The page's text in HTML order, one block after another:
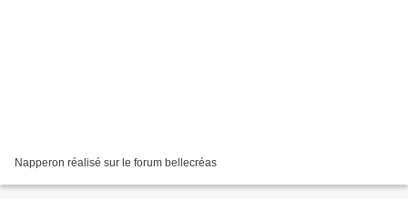
Napperon réalisé sur le forum bellecréas